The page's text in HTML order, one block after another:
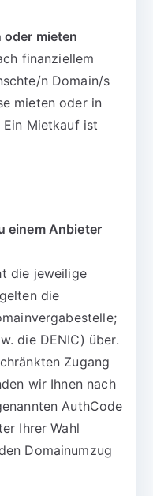
oder mieten
finanziellem
n Domain/s
mieten oder in
Ein Mietkauf ist
einem Anbieter
die jeweilige
die
die DENIC) über.
Zugang
wir Ihnen nach
AuthCode
Ihrer Wahl
Domainumzug